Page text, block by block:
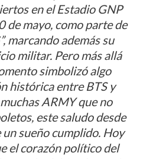
en el Estadio GNP
de mayo, como parte de
marcando además su
militar. Pero más allá
simbolizó algo
histórica entre BTS y
ARMY que no
este saludo desde
sueño cumplido. Hoy
el corazón político del